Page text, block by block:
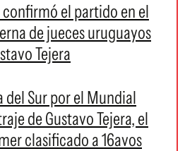
el partido en el
de jueces uruguayos
Tejera
del Sur por el Mundial
de Gustavo Tejera, el
clasificado a 16avos